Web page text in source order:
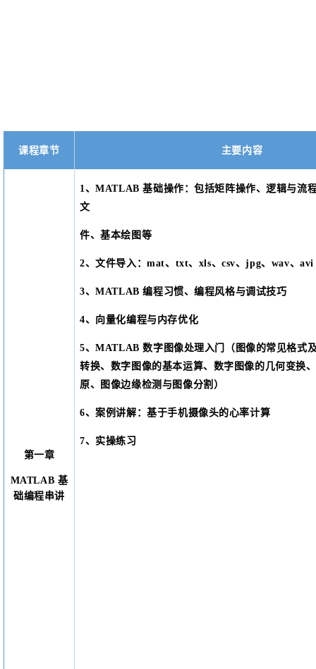
课程章节 主要内容
第一章
MATLAB 基
础编程串讲
1、MATLAB 基础操作：包括矩阵操作、逻辑与流
文
件、基本绘图等
2、文件导入：mat、txt、xls、csv、jpg、wav、
3、MATLAB 编程习惯、编程风格与调试技巧
4、向量化编程与内存优化
5、MATLAB 数字图像处理入门（图像的常见格式
转换、数字图像的基本运算、数字图像的几何变换
原、图像边缘检测与图像分割）
6、案例讲解：基于手机摄像头的心率计算
7、实操练习